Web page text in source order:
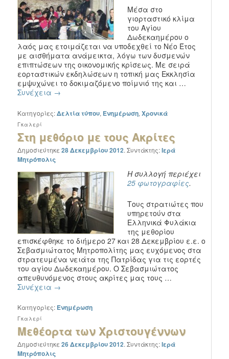
Μέσα στο
γιορταστικό κλίμα
του Αγίου
Δωδεκαημέρου ο
λαός μας ετοιμάζεται να υποδεχθεί το Νέο Έτος
με αισθήματα ανάμεικτα, λόγω των δυσμενών
επιπτώσεων της οικονομικής κρίσεως. Με σειρά
εορταστικών εκδηλώσεων η τοπική μας Εκκλησία
εμψυχώνει το δοκιμαζόμενο ποίμνιό της και …
Συνέχεια →
Κατηγορίες:Δελτία τύπου, Ενημέρωση,Χρονικά
Στη μεθόριο με τους Ακρίτες
Γκαλερί
Δημοσιεύτηκε28 Δεκεμβρίου 2012.Συντάκτης:Ιερά
Μητρόπολις
Η συλλογή περιέχει
25 φωτογραφίες.
Τους στρατιώτες που
υπηρετούν στα
Ελληνικά Φυλάκια
της μεθορίου
επισκέφθηκε το διήμερο 27 και 28 Δεκεμβρίου ε.ε. ο
Σεβασμιώτατος Μητροπολίτης μας ευχόμενος στα
στρατευμένα νειάτα της Πατρίδας για τις εορτές
του αγίου Δωδεκαημέρου. Ο Σεβασμιώτατος
απευθυνόμενος στους ακρίτες μας τους …
Συνέχεια →
Κατηγορίες: Ενημέρωση
Μεθέορτα των Χριστουγέννων
Γκαλερί
Δημοσιεύτηκε26 Δεκεμβρίου 2012.Συντάκτης:Ιερά
Μητρόπολις